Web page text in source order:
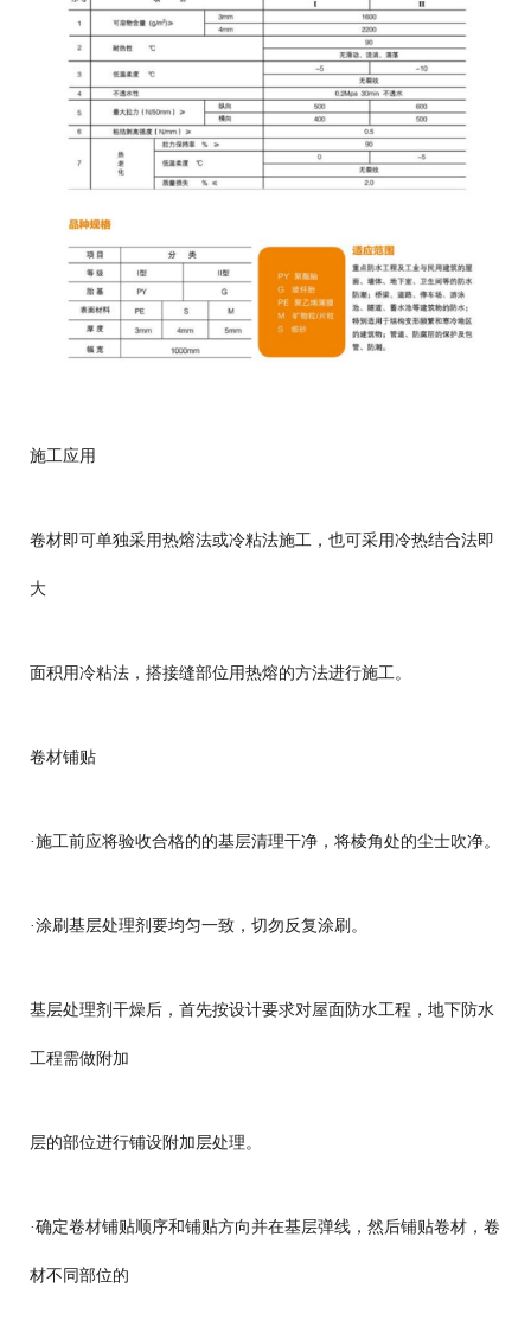
施工应用
卷材即可单独采用热熔法或冷粘法施工，也可采用冷热结合法即
大
面积用冷粘法，搭接缝部位用热熔的方法进行施工。
卷材铺贴
·施工前应将验收合格的的基层清理干净，将棱角处的尘士吹净。
·涂刷基层处理剂要均匀一致，切勿反复涂刷。
基层处理剂干燥后，首先按设计要求对屋面防水工程，地下防水
工程需做附加
层的部位进行铺设附加层处理。
·确定卷材铺贴顺序和铺贴方向并在基层弹线，然后铺贴卷材，卷
材不同部位的